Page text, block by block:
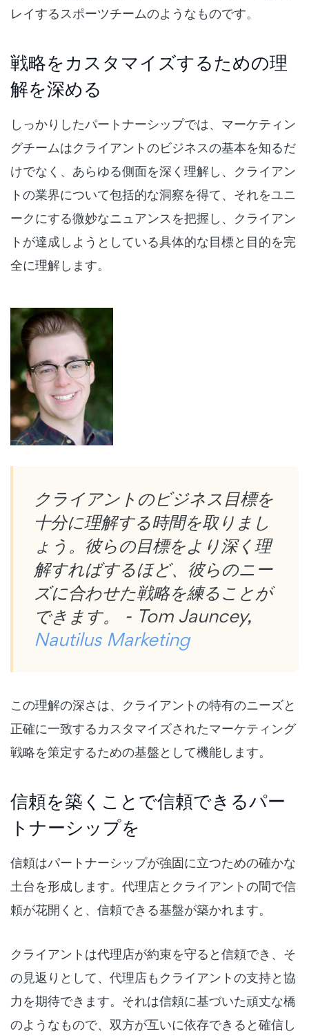
レイするスポーツチームのようなものです。
戦略をカスタマイズするための理
解を深める
しっかりしたパートナーシップでは、マーケティン
グチームはクライアントのビジネスの基本を知るだ
けでなく、あらゆる側面を深く理解し、クライアン
トの業界について包括的な洞察を得て、それをユニ
ークにする微妙なニュアンスを把握し、クライアン
トが達成しようとしている具体的な目標と目的を完
全に理解します。
クライアントのビジネス目標を
十分に理解する時間を取りまし
ょう。彼らの目標をより深く理
解すればするほど、彼らのニー
ズに合わせた戦略を練ることが
できます。 - Tom Jauncey,
Nautilus Marketing
この理解の深さは、クライアントの特有のニーズと
正確に一致するカスタマイズされたマーケティング
戦略を策定するための基盤として機能します。
信頼を築くことで信頼できるパー
トナーシップを
信頼はパートナーシップが強固に立つための確かな
土台を形成します。代理店とクライアントの間で信
頼が花開くと、信頼できる基盤が築かれます。
クライアントは代理店が約束を守ると信頼でき、そ
の見返りとして、代理店もクライアントの支持と協
力を期待できます。それは信頼に基づいた頑丈な橋
のようなもので、双方が互いに依存できると確信し